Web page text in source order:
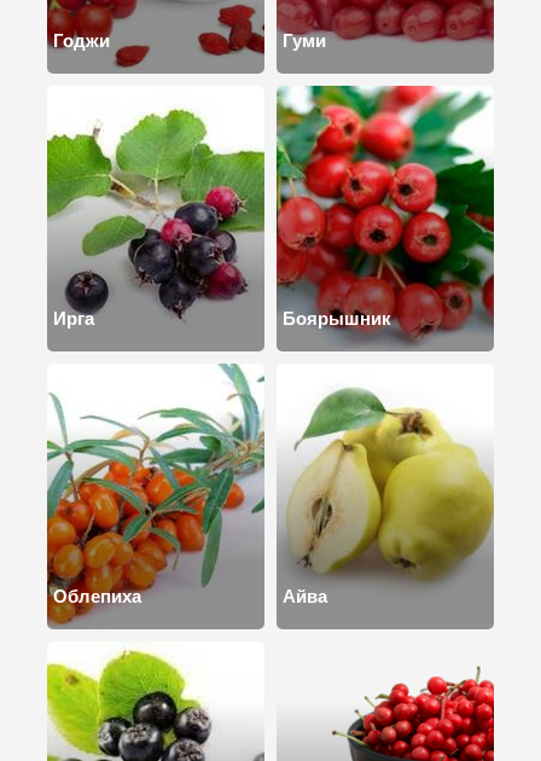
Годжи Гуми
Ирга Боярышник
Облепиха Айва